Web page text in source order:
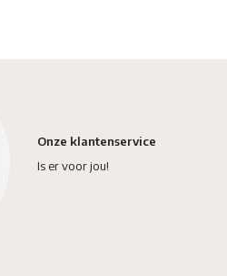
Onze klantenservice
Is er voor jou!